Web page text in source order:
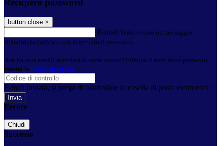
button close ×
E-mail Verrà inviato un messaggio
all'indirizzo indicato con le istruzioni necessarie.
Non hai una e-mail associata al nome utente? Effettua il reset della password
tramite la Login Spaggiari
E-mail inviata, si prega di controllare la casella di posta elettronica!
Errore
Chiudi
Successo